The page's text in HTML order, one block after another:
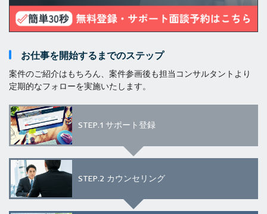
お仕事を開始するまでのステップ
案件のご紹介はもちろん、案件参画後も担当コンサルタントより
定期的なフォローを実施いたします。
STEP.1 サポート登録
STEP.2 カウンセリング